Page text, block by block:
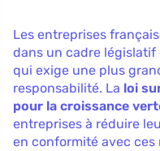
Les entreprises
dans un cadre
qui exige une plus
responsabilité. La loi
pour la croissance
entreprises à réduire
en conformité avec